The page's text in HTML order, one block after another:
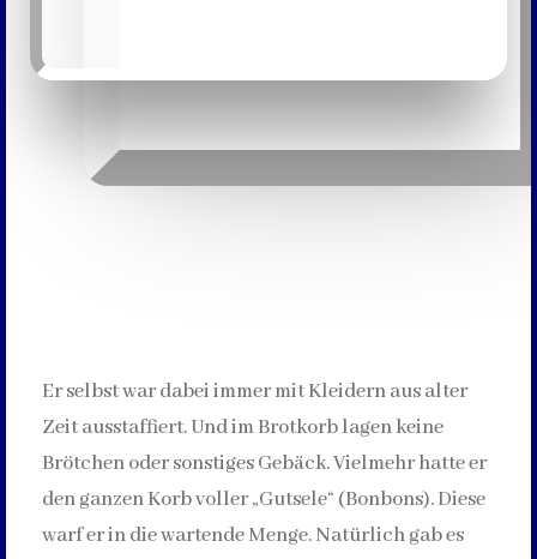
Er selbst war dabei immer mit Kleidern aus alter
Zeit ausstaffiert. Und im Brotkorb lagen keine
Brötchen oder sonstiges Gebäck. Vielmehr hatte er
den ganzen Korb voller „Gutsele“ (Bonbons). Diese
warf er in die wartende Menge. Natürlich gab es